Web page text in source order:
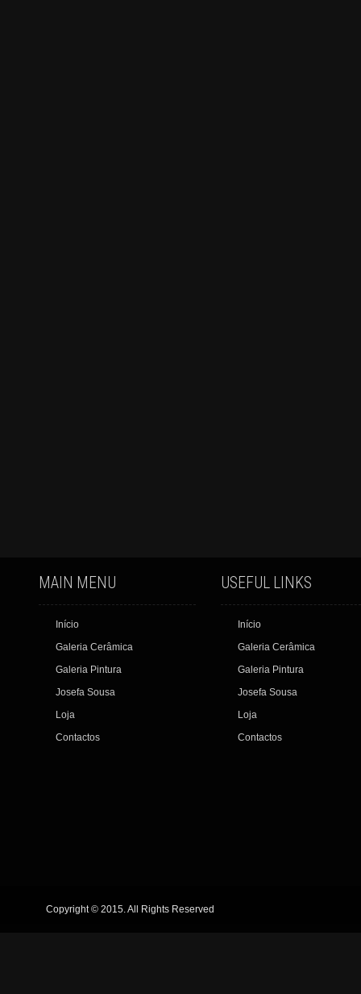
MAIN MENU
Início
Galeria Cerâmica
Galeria Pintura
Josefa Sousa
Loja
Contactos
USEFUL LINKS
Início
Galeria Cerâmica
Galeria Pintura
Josefa Sousa
Loja
Contactos
Copyright © 2015. All Rights Reserved